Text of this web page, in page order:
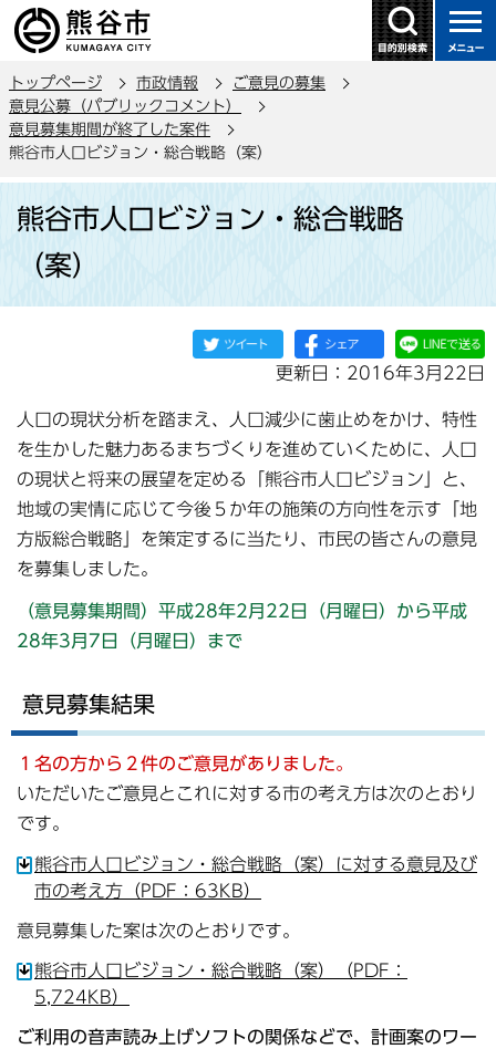
の
ー
ジ
の
先
トップページ 市政情報
ご意見の募集
意見公募（パブリックコメント）
意見募集期間が終了した案件
熊谷市人口ビジョン・総合戦略（案）
か
熊谷市人口ビジョン・総合戦略
（案）
更新日：2016年3月22日
人口の現状分析を踏まえ、人口減少に歯止めをかけ、特性
を生かした魅力あるまちづくりを進めていくために、人口
の現状と将来の展望を定める「熊谷市人口ビジョン」と、
地域の実情に応じて今後５か年の施策の方向性を示す「地
方版総合戦略」を策定するに当たり、市民の皆さんの意見
を募集しました。
（意見募集期間）平成28年2月22日（月曜日）から平成
28年3月7日（月曜日）まで
意見募集結果
１名の方から２件のご意見がありました。
いただいたご意見とこれに対する市の考え方は次のとおり
です。
熊谷市人口ビジョン・総合戦略（案）に対する意見及び
市の考え方（PDF：63KB）
意見募集した案は次のとおりです。
熊谷市人口ビジョン・総合戦略（案）（PDF：
5,724KB）
ご利用の音声読み上げソフトの関係などで、計画案のワー